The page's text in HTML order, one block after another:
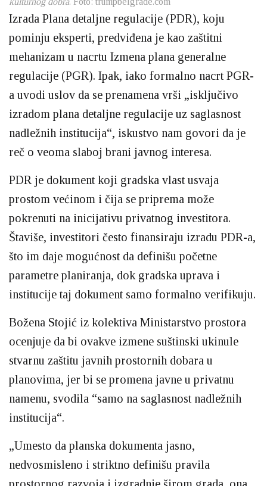
Izrada Plana detaljne regulacije (PDR), koju
pominju eksperti, predviđena je kao zaštitni
mehanizam u nacrtu Izmena plana generalne
regulacije (PGR). Ipak, iako formalno nacrt PGR-
a uvodi uslov da se prenamena vrši „isključivo
izradom plana detaljne regulacije uz saglasnost
nadležnih institucija“, iskustvo nam govori da je
reč o veoma slaboj brani javnog interesa.
PDR je dokument koji gradska vlast usvaja
prostom većinom i čija se priprema može
pokrenuti na inicijativu privatnog investitora.
Štaviše, investitori često finansiraju izradu PDR-a,
što im daje mogućnost da definišu početne
parametre planiranja, dok gradska uprava i
institucije taj dokument samo formalno verifikuju.
Božena Stojić iz kolektiva Ministarstvo prostora
ocenjuje da bi ovakve izmene suštinski ukinule
stvarnu zaštitu javnih prostornih dobara u
planovima, jer bi se promena javne u privatnu
namenu, svodila “samo na saglasnost nadležnih
institucija“.
„Umesto da planska dokumenta jasno,
nedvosmisleno i striktno definišu pravila